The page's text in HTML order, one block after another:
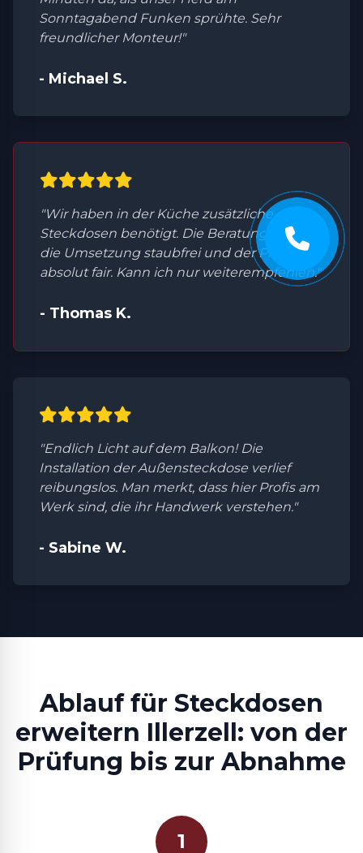
Sonntagabend Funken sprühte. Sehr
freundlicher Monteur!"
- Michael S.
"Wir haben in der Küche zusätzliche
Steckdosen benötigt. Die Beratung war top,
die Umsetzung staubfrei und der Preis
absolut fair. Kann ich nur weiterempfehlen."
- Thomas K.
"Endlich Licht auf dem Balkon! Die
Installation der Außensteckdose verlief
reibungslos. Man merkt, dass hier Profis am
Werk sind, die ihr Handwerk verstehen."
- Sabine W.
Ablauf für Steckdosen
erweitern Illerzell: von der
Prüfung bis zur Abnahme
1